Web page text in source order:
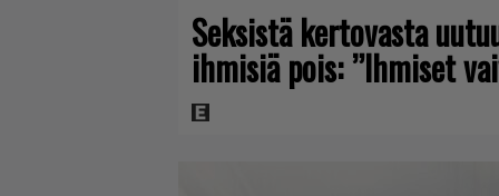
Seksistä kertovasta
ihmisiä pois: ”Ihmiset